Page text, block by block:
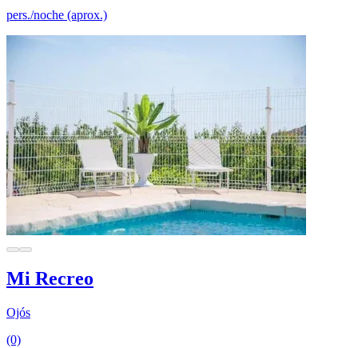
pers./noche (aprox.)
Mi Recreo
Ojós
(0)